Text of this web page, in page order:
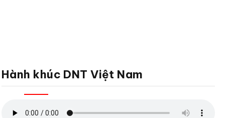
Hành khúc DNT Việt Nam